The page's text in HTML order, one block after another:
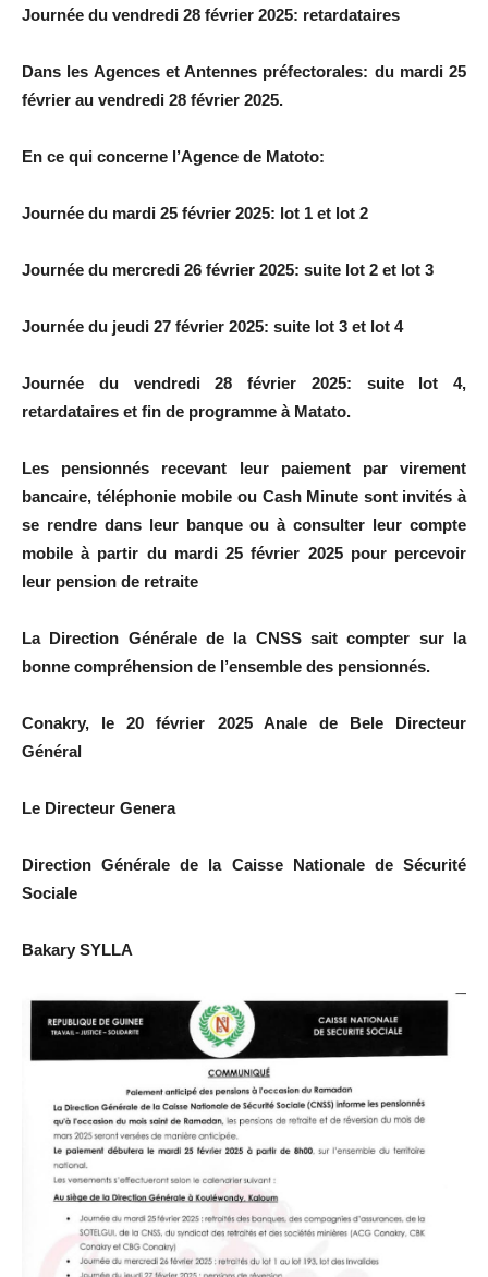
Journée du vendredi 28 février 2025: retardataires
Dans les Agences et Antennes préfectorales: du mardi 25
février au vendredi 28 février 2025.
En ce qui concerne l’Agence de Matoto:
Journée du mardi 25 février 2025: lot 1 et lot 2
Journée du mercredi 26 février 2025: suite lot 2 et lot 3
Journée du jeudi 27 février 2025: suite lot 3 et lot 4
Journée du vendredi 28 février 2025: suite lot 4,
retardataires et fin de programme à Matato.
Les pensionnés recevant leur paiement par virement
bancaire, téléphonie mobile ou Cash Minute sont invités à
se rendre dans leur banque ou à consulter leur compte
mobile à partir du mardi 25 février 2025 pour percevoir
leur pension de retraite
La Direction Générale de la CNSS sait compter sur la
bonne compréhension de l’ensemble des pensionnés.
Conakry, le 20 février 2025 Anale de Bele Directeur
Général
Le Directeur Genera
Direction Générale de la Caisse Nationale de Sécurité
Sociale
Bakary SYLLA